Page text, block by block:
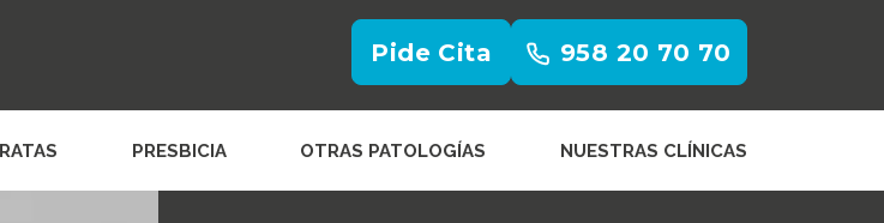
Pide Cita 958 20 70 70
PRESBICIA OTRAS PATOLOGÍAS NUESTRAS CLÍNICAS